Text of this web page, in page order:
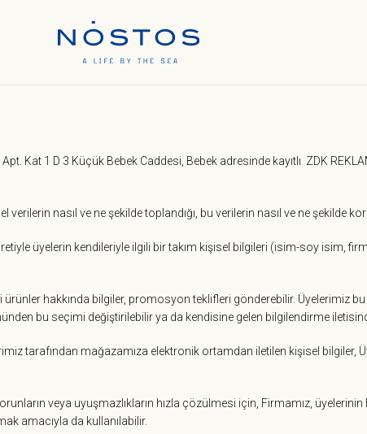
Kat 1 D 3 Küçük Bebek Caddesi, Bebek adresinde kayıtlı ZDK
nasıl ve ne şekilde toplandığı, bu verilerin nasıl ve ne şekilde
üyelerin kendileriyle ilgili bir takım kişisel bilgileri (isim-soy isim,
hakkında bilgiler, promosyon teklifleri gönderebilir. Üyelerimiz
bu seçimi değiştirilebilir ya da kendisine gelen bilgilendirme
tarafından mağazamıza elektronik ortamdan iletilen kişisel bilgiler,
veya uyuşmazlıkların hızla çözülmesi için, Firmamız,
amacıyla da kullanılabilir.